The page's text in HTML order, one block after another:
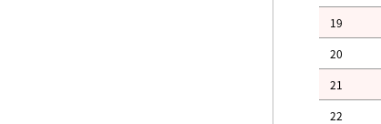
19
20
21
22